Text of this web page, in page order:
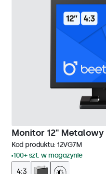
Monitor 12"
Kod produktu: 12VG7M
100+ szt. w magazynie